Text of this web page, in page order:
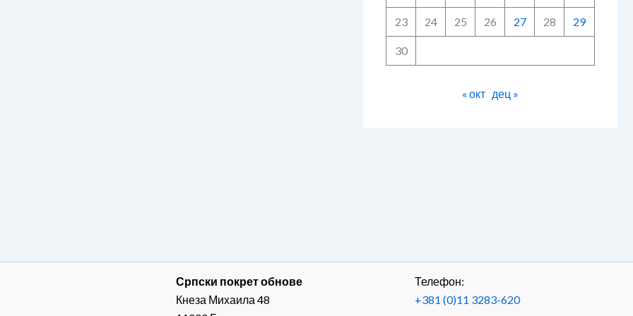
23 24 25 26 27 28 29
30
« окт дец »
Српски покрет обнове
Кнеза Михаила 48
Телефон:
+381 (0)11 3283-620